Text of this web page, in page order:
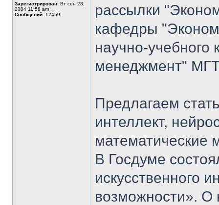
Зарегистрирован: Вт сен 28,
2004 11:58 am
Сообщений: 12459
рассылки
кафедры
научно-
менеджмент"
Предлагаем
интеллект,
математические
В Госдуме
искусственного
возможности». О